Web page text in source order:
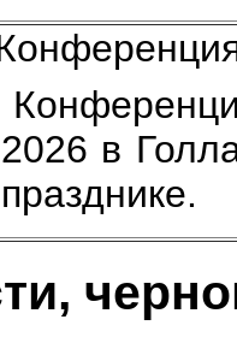
2026 в
празднике.